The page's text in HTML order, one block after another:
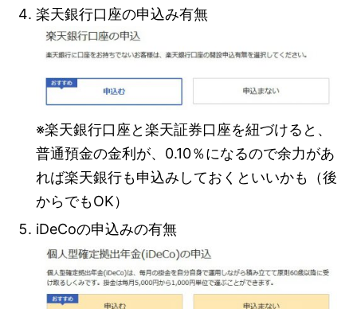
楽天銀行口座の申込み有無
※楽天銀行口座と楽天証券口座を紐づけると、
普通預金の金利が、0.10％になるので余力があ
れば楽天銀行も申込みしておくといいかも（後
からでもOK）
iDeCoの申込みの有無